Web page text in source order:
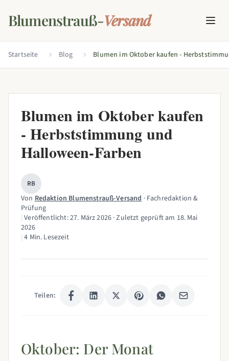
Blumenstrauß-Versand
Startseite Blog
Blumen im Oktober kaufen
- Herbststimmung und
Halloween-Farben
RB
VonRedaktion Blumenstrauß-Versand· Fachredaktion &
Prüfung
Veröffentlicht:27. März 2026 · Zuletzt geprüft am 18. Mai
2026
4 Min. Lesezeit
Teilen:
Oktober: Der Monat